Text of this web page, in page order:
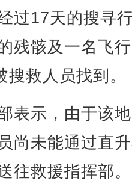
过17天的搜寻
残骸及一名飞
救人员找到。
示，由于该
尚未能通过直
往救援指挥部。